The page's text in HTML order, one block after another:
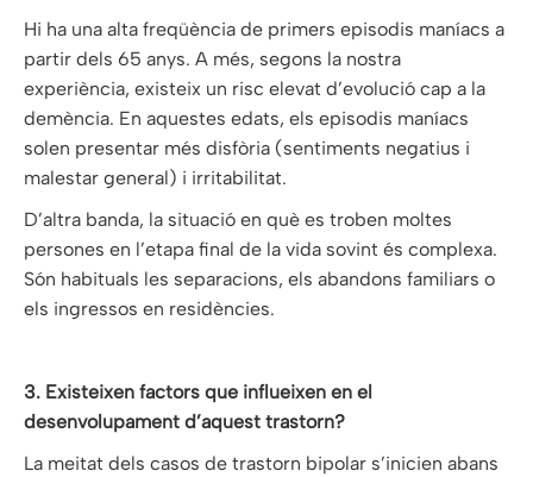
Hi ha una alta freqüència de primers episodis maníacs a
partir dels 65 anys. A més, segons la nostra
experiència, existeix un risc elevat d’evolució cap a la
demència. En aquestes edats, els episodis maníacs
solen presentar més disfòria (sentiments negatius i
malestar general) i irritabilitat.
D’altra banda, la situació en què es troben moltes
persones en l’etapa final de la vida sovint és complexa.
Són habituals les separacions, els abandons familiars o
els ingressos en residències.
3. Existeixen factors que influeixen en el
desenvolupament d’aquest trastorn?
La meitat dels casos de trastorn bipolar s’inicien abans